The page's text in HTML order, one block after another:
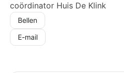
coördinator Huis De Klink
Bellen
E-mail